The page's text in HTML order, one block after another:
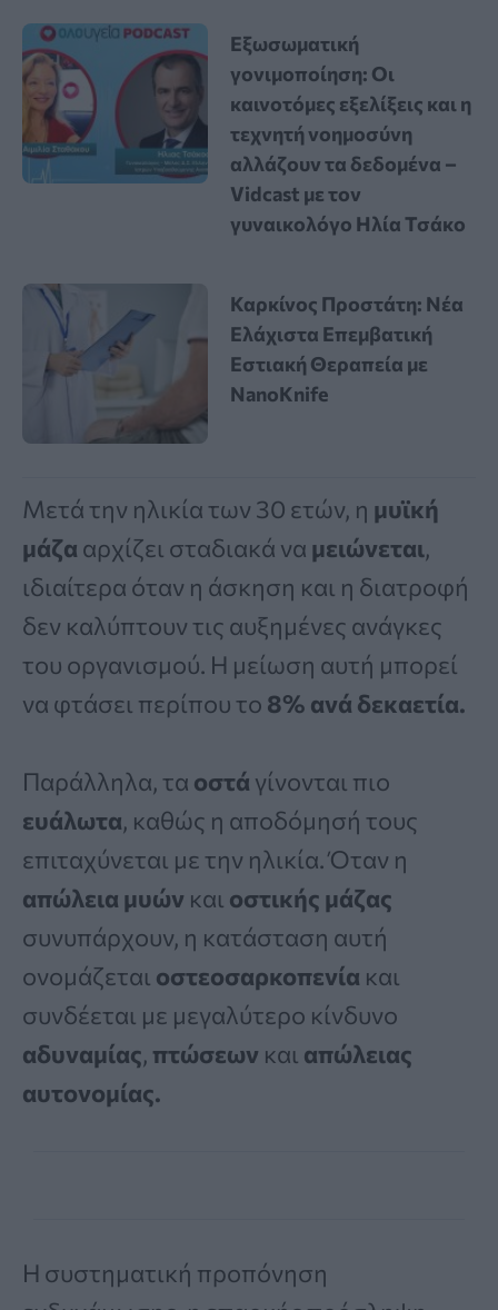
Εξωσωματική
γονιμοποίηση: Οι
καινοτόμες εξελίξεις και η
τεχνητή νοημοσύνη
αλλάζουν τα δεδομένα –
Vidcast με τον
γυναικολόγο Ηλία Τσάκο
Καρκίνος Προστάτη: Νέα
Ελάχιστα Επεμβατική
Εστιακή Θεραπεία με
NanoKnife
Μετά την ηλικία των 30 ετών, η μυϊκή
μάζα αρχίζει σταδιακά να μειώνεται,
ιδιαίτερα όταν η άσκηση και η διατροφή
δεν καλύπτουν τις αυξημένες ανάγκες
του οργανισμού. Η μείωση αυτή μπορεί
να φτάσει περίπου το 8% ανά δεκαετία.
Παράλληλα, τα οστά γίνονται πιο
ευάλωτα, καθώς η αποδόμησή τους
επιταχύνεται με την ηλικία. Όταν η
απώλεια μυών και οστικής μάζας
συνυπάρχουν, η κατάσταση αυτή
ονομάζεται οστεοσαρκοπενία και
συνδέεται με μεγαλύτερο κίνδυνο
αδυναμίας, πτώσεων και απώλειας
αυτονομίας.
Η συστηματική προπόνηση